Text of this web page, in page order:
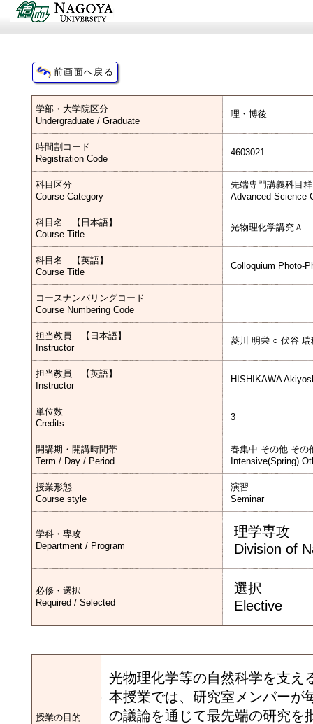
学部・大学院区分
Undergraduate / Graduate
理・博後
時間割コード
Registration Code
4603021
科目区分
Course Category
先端専門講義科目
Advanced Science
科目名 【日本語】
Course Title
光物理化学講究Ａ
科目名 【英語】
Course Title
Colloquium Photo-
コースナンバリングコード
Course Numbering Code
担当教員 【日本語】
Instructor
菱川 明栄 ○ 伏谷 瑞
担当教員 【英語】
Instructor
HISHIKAWA
単位数
Credits
3
開講期・開講時間帯
Term / Day / Period
春集中 その他 その
Intensive(Spring)
授業形態
Course style
演習
Seminar
学科・専攻
Department / Program
理学専攻
Division of
必修・選択
Required / Selected
選択
Elective
授業の目的
光物理化学等の自然科学を支え
本授業では、研究室メンバーが
の議論を通じて最先端の研究を